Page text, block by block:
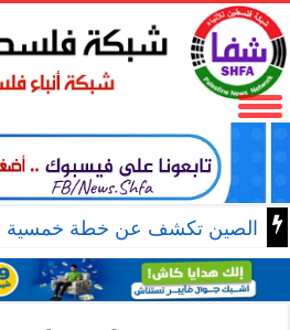
الصين تكشف عن خطة خمسية